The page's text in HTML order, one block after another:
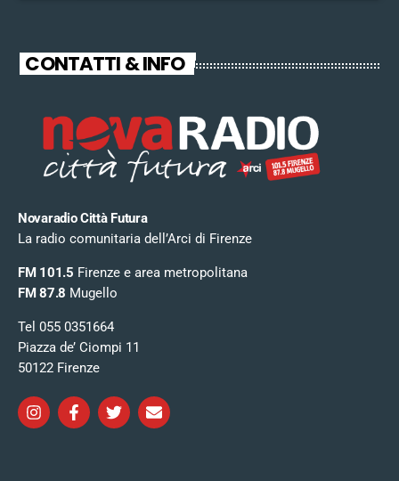
CONTATTI & INFO
Novaradio Città Futura
La radio comunitaria dell’Arci di Firenze
FM 101.5 Firenze e area metropolitana
FM 87.8 Mugello
Tel 055 0351664
Piazza de’ Ciompi 11
50122 Firenze